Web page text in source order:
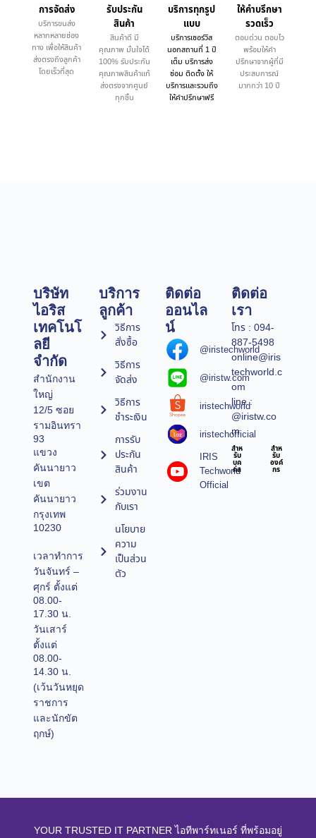
การจัดส่ง
บริการขนส่ง
หลากหลายช่อง
ทาง เพื่อให้สินค้า
ส่งตรงถึงลูกค้า
โดยเร็วที่สุด
รับประกัน
สินค้า
สินค้าดี มี
คุณภาพ มั่นใจได้
100% รับประกัน
คุณภาพสินค้าแท้
ส่งตรงจากศูนย์
ทุกชิ้น
บริการทุกรูป
แบบ
บริการเซอร์วิส
นอกสถานที่ 1 ปี
เต็ม บริการส่ง
ซ่อม ติดตั้ง ให้
บริการและรวมถึง
ให้คำปรึกษาฟรี
ให้คำบรึกษา
รวดเร็ว
ตอบด่วน ตอบไว
พร้อมให้คำ
ปรึกษาจากผู้ที่มี
ประสบการณ์
มากกว่า 10 ปี
บริษัท
ไอริส
เทคโนโ
ลยี
จำกัด
สำนักงาน
ใหญ่
12/5 ซอย
รามอินทรา
93
แขวง
คันนายาว
เขต
คันนายาว
กรุงเทพ
10230
เวลาทำการ
วันจันทร์ –
ศุกร์ ตั้งแต่
08.00-
17.30 น.
วันเสาร์
ตั้งแต่
08.00-
14.30 น.
(เว้นวันหยุด
ราชการ
และนักขัต
ฤกษ์)
บริการ
ลูกค้า
วิธีการ
สั่งซื้อ
วิธีการ
จัดส่ง
วิธีการ
ชำระเงิน
การรับ
ประกัน
สินค้า
ร่วมงาน
กับเรา
นโยบาย
ความ
เป็นส่วน
ตัว
ติดต่อ
ออนไล
น์
@iristechworld
@iristw.com
iristechworld
iristechofficial
IRIS
Techworld
Official
ติดต่อ
เรา
โทร : 094-
887-5498
online@iris
techworld.c
om
line :
@iristw.co
m
สำห
รับ
บุค
คล
สำห
รับ
องค์
กร
YOUR TRUSTED IT PARTNER ไอทีพาร์ทเนอร์ ที่พร้อมอยู่